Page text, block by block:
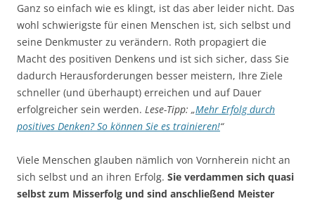
Ganz so einfach wie es klingt, ist das aber leider nicht. Das
wohl schwierigste für einen Menschen ist, sich selbst und
seine Denkmuster zu verändern. Roth propagiert die
Macht des positiven Denkens und ist sich sicher, dass Sie
dadurch Herausforderungen besser meistern, Ihre Ziele
schneller (und überhaupt) erreichen und auf Dauer
erfolgreicher sein werden. Lese-Tipp: „Mehr Erfolg durch
positives Denken? So können Sie es trainieren!“
Viele Menschen glauben nämlich von Vornherein nicht an
sich selbst und an ihren Erfolg. Sie verdammen sich quasi
selbst zum Misserfolg und sind anschließend Meister